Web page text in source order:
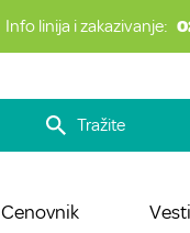
Info linija i zakazivanje:
Tražite
Cenovnik